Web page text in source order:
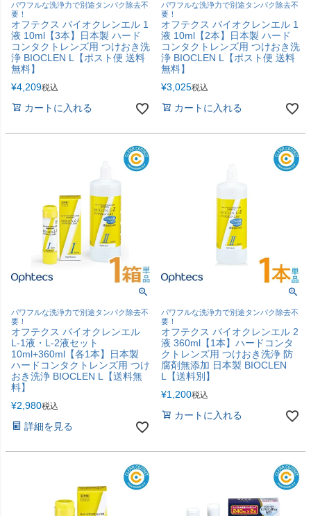
パワフルな洗浄力で別途タンパク除去不
要！
オフテクス バイオクレンエル 1
液 10ml【3本】日本製 ハード
コンタクトレンズ用 つけおき洗
浄 BIOCLEN L【ポスト便 送料
無料】
¥4,209税込
カートに入れる
パワフルな洗浄力で別途タンパク除去不
要！
オフテクス バイオクレンエル 1
液 10ml【2本】日本製 ハード
コンタクトレンズ用 つけおき洗
浄 BIOCLEN L【ポスト便 送料
無料】
¥3,025税込
カートに入れる
パワフルな洗浄力で別途タンパク除去不
要！
オフテクス バイオクレンエル
L-1液・L-2液セット
10ml+360ml【各1本】日本製
ハードコンタクトレンズ用 つけ
おき洗浄 BIOCLEN L【送料無
料】
¥2,980税込
詳細を見る
パワフルな洗浄力で別途タンパク除去不
要！
オフテクス バイオクレンエル 2
液 360ml【1本】ハードコンタ
クトレンズ用 つけおき洗浄 防
腐剤無添加 日本製 BIOCLEN
L【送料別】
¥1,200税込
カートに入れる